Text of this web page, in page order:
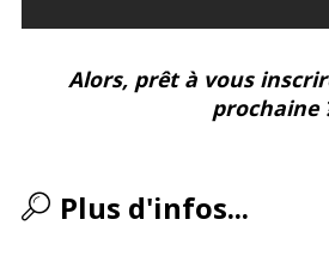
Alors, prêt à vous
prochaine
Plus d'infos...